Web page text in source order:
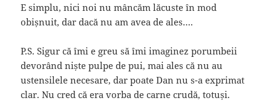
E simplu, nici noi nu mâncăm lăcuste în mod
obișnuit, dar dacă nu am avea de ales….
P.S. Sigur că îmi e greu să îmi imaginez porumbeii
devorând niște pulpe de pui, mai ales că nu au
ustensilele necesare, dar poate Dan nu s-a exprimat
clar. Nu cred că era vorba de carne crudă, totuși.